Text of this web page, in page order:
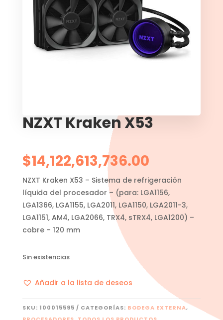
NZXT Kraken X53
$14,122,613,736.00
NZXT Kraken X53 – Sistema de refrigeración
líquida del procesador – (para: LGA1156,
LGA1366, LGA1155, LGA2011, LGA1150, LGA2011-3,
LGA1151, AM4, LGA2066, TRX4, sTRX4, LGA1200) –
cobre – 120 mm
Sin existencias
Añadir a la lista de deseos
SKU: 100015595 CATEGORÍAS: BODEGA EXTERNA,